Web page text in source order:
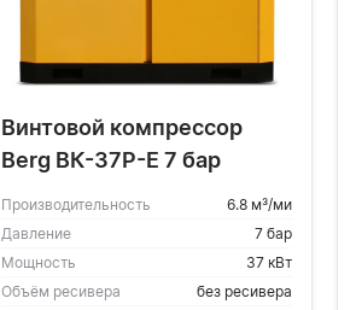
Винтовой компрессор
Berg ВК-37Р-Е 7 бар
Производительность
6.8 м³/ми
Давление
7 бар
Мощность
37 кВт
Объём ресивера
без ресивера